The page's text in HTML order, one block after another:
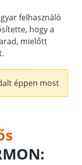
felhasználó
hogy a
mielőtt
éppen most